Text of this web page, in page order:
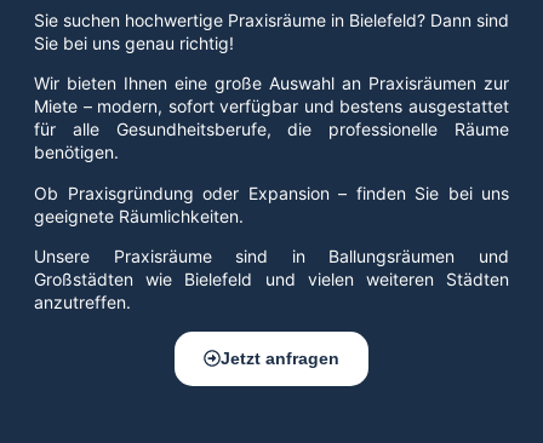
Sie suchen hochwertige Praxisräume in Bielefeld? Dann sind
Sie bei uns genau richtig!
Wir bieten Ihnen eine große Auswahl an Praxisräumen zur
Miete – modern, sofort verfügbar und bestens ausgestattet
für alle Gesundheitsberufe, die professionelle Räume
benötigen.
Ob Praxisgründung oder Expansion – finden Sie bei uns
geeignete Räumlichkeiten.
Unsere Praxisräume sind in Ballungsräumen und
Großstädten wie Bielefeld und vielen weiteren Städten
anzutreffen.
Jetzt anfragen